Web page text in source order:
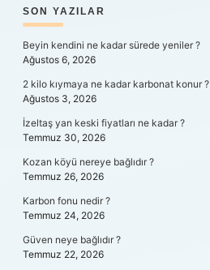
SIDEBAR
SON YAZILAR
Beyin kendini ne kadar sürede yeniler ?
Ağustos 6, 2026
2 kilo kıymaya ne kadar karbonat konur ?
Ağustos 3, 2026
İzeltaş yan keski fiyatları ne kadar ?
Temmuz 30, 2026
Kozan köyü nereye bağlıdır ?
Temmuz 26, 2026
Karbon fonu nedir ?
Temmuz 24, 2026
Güven neye bağlıdır ?
Temmuz 22, 2026